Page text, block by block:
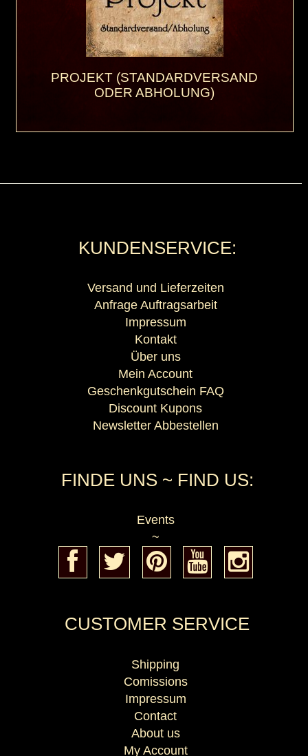
PROJEKT (STANDARDVERSAND
ODER ABHOLUNG)
KUNDENSERVICE:
Versand und Lieferzeiten
Anfrage Auftragsarbeit
Impressum
Kontakt
Über uns
Mein Account
Geschenkgutschein FAQ
Discount Kupons
Newsletter Abbestellen
FINDE UNS ~ FIND US:
Events
~
CUSTOMER SERVICE
Shipping
Comissions
Impressum
Contact
About us
My Account